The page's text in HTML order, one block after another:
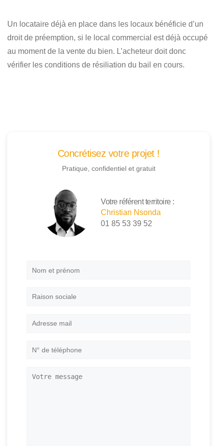
Un locataire déjà en place dans les locaux bénéficie d’un
droit de préemption, si le local commercial est déjà occupé
au moment de la vente du bien. L’acheteur doit donc
vérifier les conditions de résiliation du bail en cours.
Concrétisez votre projet !
Pratique, confidentiel et gratuit
Votre référent territoire :
Christian Nsonda
01 85 53 39 52
Nom
Raison
Adresse
N°
Votre